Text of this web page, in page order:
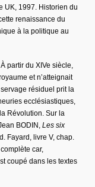
UK, 1997. Historien du
renaissance du
à la politique au
À partir du XIVe siècle,
et n’atteignait
résiduel prit la
ecclésiastiques,
Révolution. Sur la
BODIN, Les six
Fayard, livre V, chap.
car,
coupé dans les textes